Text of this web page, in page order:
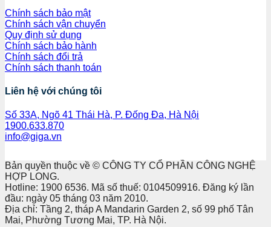
Chính sách bảo mật
Chính sách vận chuyển
Quy định sử dụng
Chính sách bảo hành
Chính sách đổi trả
Chính sách thanh toán
Liên hệ với chúng tôi
Số 33A, Ngõ 41 Thái Hà, P. Đống Đa, Hà Nội
1900.633.870
info@giga.vn
Bản quyền thuộc về © CÔNG TY CỔ PHẦN CÔNG NGHỆ
HỢP LONG.
Hotline: 1900 6536. Mã số thuế: 0104509916. Đăng ký lần
đầu: ngày 05 tháng 03 năm 2010.
Địa chỉ: Tầng 2, tháp A Mandarin Garden 2, số 99 phố Tân
Mai, Phường Tương Mai, TP. Hà Nội.